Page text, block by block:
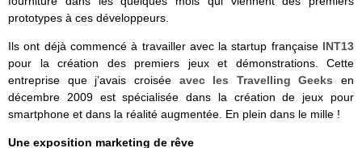
prototypes à ces développeurs.
Ils ont déjà commencé à travailler avec la startup française INT13
pour la création des premiers jeux et démonstrations. Cette
entreprise que j’avais croisée avec les Travelling Geeks en
décembre 2009 est spécialisée dans la création de jeux pour
smartphone et dans la réalité augmentée. En plein dans le mille !
Une exposition marketing de rêve